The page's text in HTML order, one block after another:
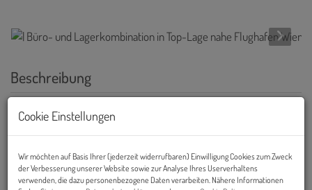
Beschreibung
Hinweis: SCHRIFTLICHE ANFRAGEN mit Angabe der
vollständigen Firmen- und Kontaktdaten und Bekanntgabe,
sich bei Ihrer gewünschten Nutzung handelt.
Cookie Einstellungen
Wir möchten auf Basis Ihrer (jederzeit widerrufbaren) Einwilligung Cookies zum Zweck
der Verbesserung unserer Website sowie zur Analyse Ihres Userverhaltens
verwenden, die dazu personenbezogene Daten verarbeiten. Nähere Informationen